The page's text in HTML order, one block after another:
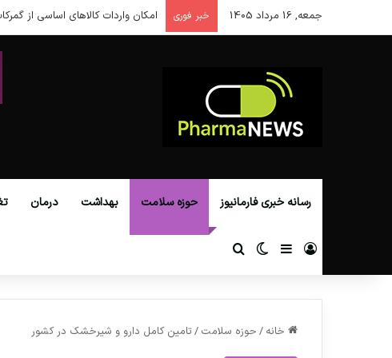
جمعه, 16 مرداد 1405 خبر فوری امکان واردات کالاهای اساسی از
رسانه خبری فارمانیوز حوزه سلامت بهداشت درمان
ورود سایدبارتغییر پوسته
خانه / حوزه سلامت / تامین کامل دارو و شیرخشک در کشور